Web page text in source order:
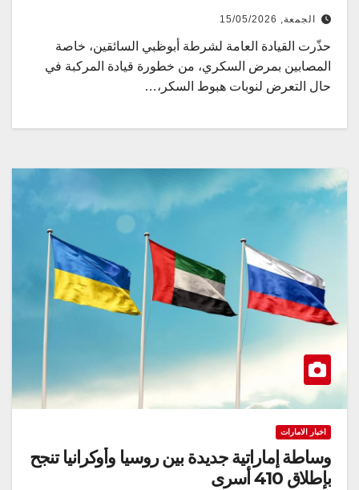
الجمعة, 15/05/2026
حذّرت القيادة العامة لشرطة أبوظبي السائقين، خاصة
المصابين بمرض السكري، من خطورة قيادة المركبة في
حال التعرض لنوبات هبوط السكر،…
اخبار الامارات
وساطة إماراتية جديدة بين روسيا وأوكرانيا تنجح
بإطلاق 410 أسرى